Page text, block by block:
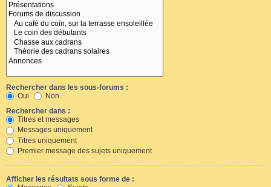
Rechercher dans les sous-forums :
Oui
Non
Rechercher dans :
Titres et messages
Messages uniquement
Titres uniquement
Premier message des sujets uniquement
Afficher les résultats sous forme de :